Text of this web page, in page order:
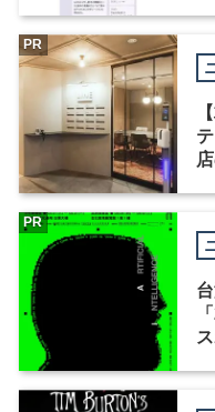
PR
PR